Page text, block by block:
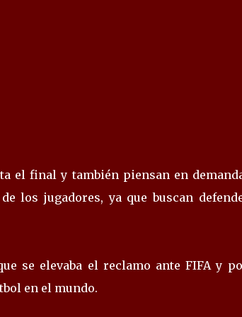
el final y también piensan en
los jugadores, ya que buscan
se elevaba el reclamo ante FIFA y
en el mundo.